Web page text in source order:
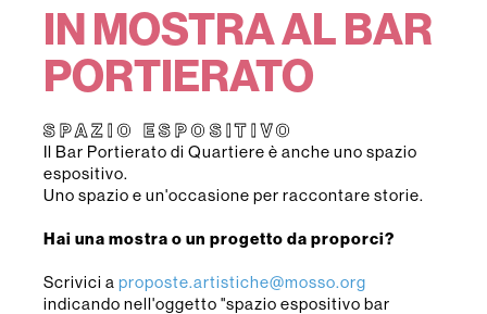
IN MOSTRA AL BAR
PORTIERATO
SPAZIO ESPOSITIVO
Il Bar Portierato di Quartiere è anche uno spazio
espositivo.
Uno spazio e un'occasione per raccontare storie.
Hai una mostra o un progetto da proporci?
Scrivici a proposte.artistiche@mosso.org
indicando nell'oggetto "spazio espositivo bar